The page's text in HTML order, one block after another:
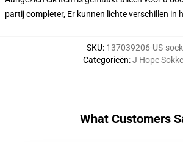
partij completer, Er kunnen lichte verschillen in
SKU: 137039206-US-
Categorieën:J Hope
What Customers